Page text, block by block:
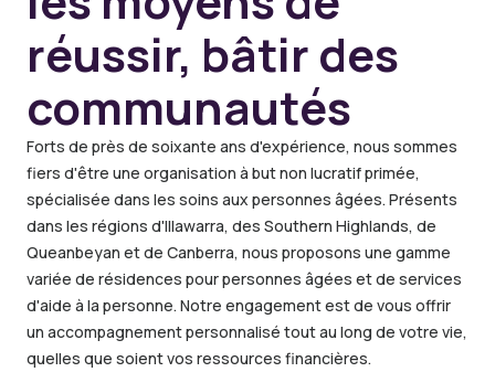
réussir, bâtir des
communautés
Forts de près de soixante ans d'expérience, nous sommes
fiers d'être une organisation à but non lucratif primée,
spécialisée dans les soins aux personnes âgées. Présents
dans les régions d'Illawarra, des Southern Highlands, de
Queanbeyan et de Canberra, nous proposons une gamme
variée de résidences pour personnes âgées et de services
d'aide à la personne. Notre engagement est de vous offrir
un accompagnement personnalisé tout au long de votre vie,
quelles que soient vos ressources financières.